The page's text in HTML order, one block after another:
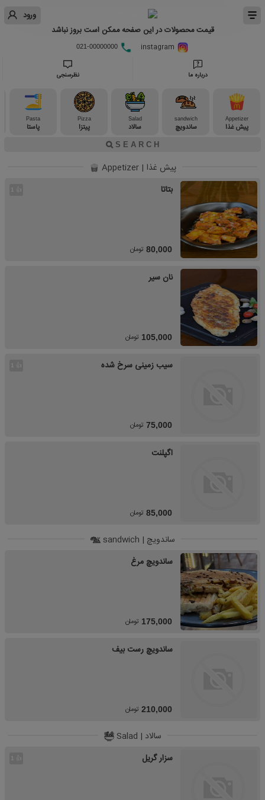
ورود
قیمت محصولات در این صفحه ممکن است بروز نباشد
021-00000000
درباره ما نظرسنجی
Appetizer
پیش غذا
sandwich
ساندویچ
Salad
سالاد
Pizza
پیتزا
Pasta
پاستا
پیش غذا | Appetizer
1 بتاتا
80,000 تومان
نان سیر
105,000 تومان
1 سیب زمینی سرخ شده
75,000 تومان
اگپلنت
85,000 تومان
ساندویچ | sandwich
ساندویچ مرغ
175,000 تومان
ساندویچ رست بیف
210,000 تومان
سالاد | Salad
1 سزار گریل